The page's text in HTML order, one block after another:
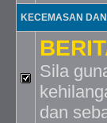
KECEMASAN
Sila
dan